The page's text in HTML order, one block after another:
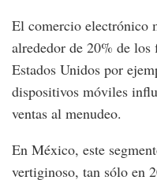
El comercio electrónico
alrededor de 20% de
Estados Unidos por
dispositivos móviles
ventas al menudeo.
En México, este
vertiginoso, tan sólo en